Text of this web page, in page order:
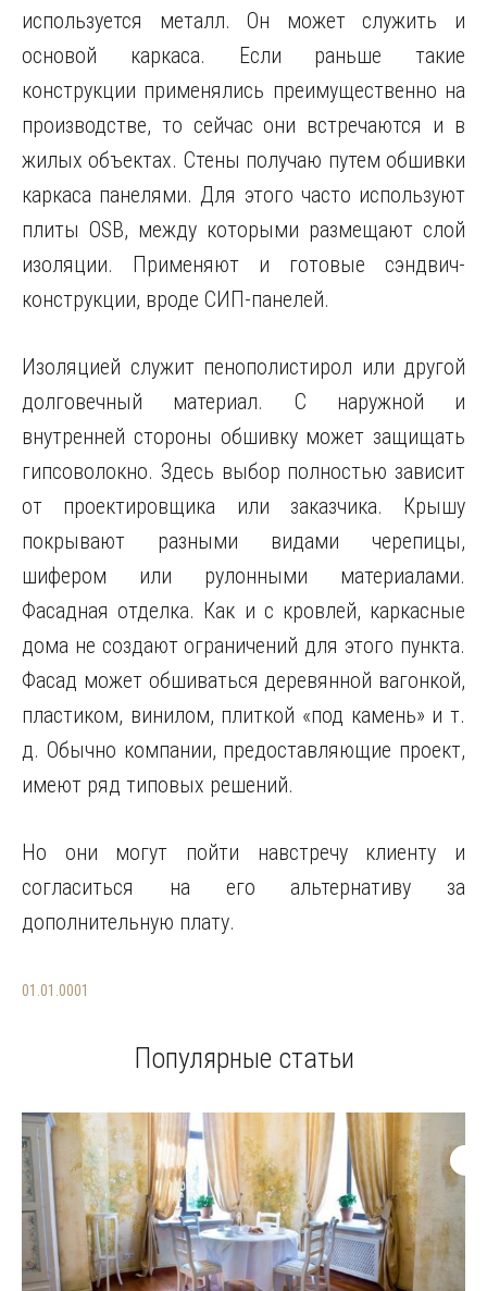
используется металл. Он может служить и
основой каркаса. Если раньше такие
конструкции применялись преимущественно на
производстве, то сейчас они встречаются и в
жилых объектах. Стены получаю путем обшивки
каркаса панелями. Для этого часто используют
плиты OSB, между которыми размещают слой
изоляции. Применяют и готовые сэндвич-
конструкции, вроде СИП-панелей.
Изоляцией служит пенополистирол или другой
долговечный материал. С наружной и
внутренней стороны обшивку может защищать
гипсоволокно. Здесь выбор полностью зависит
от проектировщика или заказчика. Крышу
покрывают разными видами черепицы,
шифером или рулонными материалами.
Фасадная отделка. Как и с кровлей, каркасные
дома не создают ограничений для этого пункта.
Фасад может обшиваться деревянной вагонкой,
пластиком, винилом, плиткой «под камень» и т.
д. Обычно компании, предоставляющие проект,
имеют ряд типовых решений.
Но они могут пойти навстречу клиенту и
согласиться на его альтернативу за
дополнительную плату.
01.01.0001
Популярные статьи